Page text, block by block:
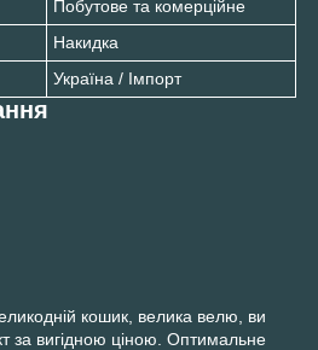
Побутове та комерційне
Накидка
Україна / Імпорт
кошик, велика велю, ви
за вигідною ціною. Оптимальне